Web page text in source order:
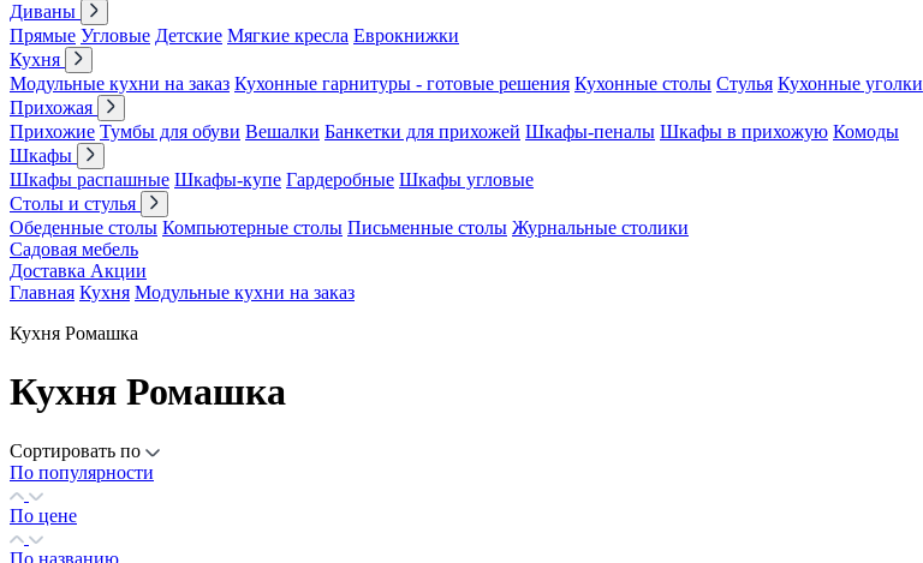
Диваны
Прямые Угловые Детские Мягкие кресла Еврокнижки
Кухня
Модульные кухни на заказ Кухонные гарнитуры - готовые решения Кухонные столы Стулья Кухонные уголки
Прихожая
Прихожие Тумбы для обуви Вешалки Банкетки для прихожей Шкафы-пеналы Шкафы в прихожую Комоды
Шкафы
Шкафы распашные Шкафы-купе Гардеробные Шкафы угловые
Столы и стулья
Обеденные столы Компьютерные столы Письменные столы Журнальные столики
Садовая мебель
Доставка Акции
Главная Кухня Модульные кухни на заказ
Кухня Ромашка
Кухня Ромашка
Сортировать по
По популярности
По цене
По названию